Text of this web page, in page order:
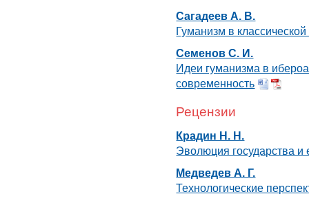
Сагадеев А. В.
Гуманизм в
Семенов С. И.
Идеи гуманизма в
современность
Рецензии
Крадин Н. Н.
Эволюция государства и
Медведев А. Г.
Технологические